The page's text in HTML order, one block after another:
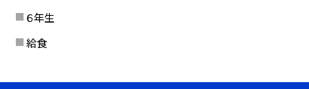
６年生
給食